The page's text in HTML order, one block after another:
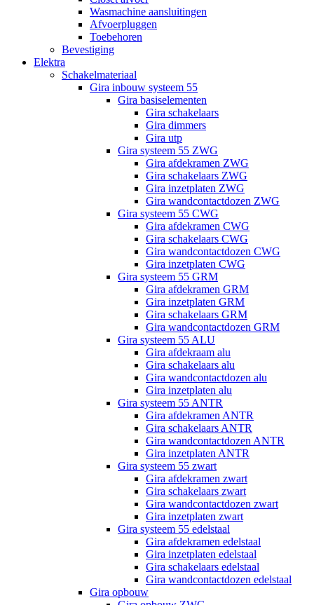
Wasmachine aansluitingen
Afvoerpluggen
Toebehoren
Bevestiging
Elektra
Schakelmateriaal
Gira inbouw systeem 55
Gira basiselementen
Gira schakelaars
Gira dimmers
Gira utp
Gira systeem 55 ZWG
Gira afdekramen ZWG
Gira schakelaars ZWG
Gira inzetplaten ZWG
Gira wandcontactdozen ZWG
Gira systeem 55 CWG
Gira afdekramen CWG
Gira schakelaars CWG
Gira wandcontactdozen CWG
Gira inzetplaten CWG
Gira systeem 55 GRM
Gira afdekramen GRM
Gira inzetplaten GRM
Gira schakelaars GRM
Gira wandcontactdozen GRM
Gira systeem 55 ALU
Gira afdekraam alu
Gira schakelaars alu
Gira wandcontactdozen alu
Gira inzetplaten alu
Gira systeem 55 ANTR
Gira afdekramen ANTR
Gira schakelaars ANTR
Gira wandcontactdozen ANTR
Gira inzetplaten ANTR
Gira systeem 55 zwart
Gira afdekramen zwart
Gira schakelaars zwart
Gira wandcontactdozen zwart
Gira inzetplaten zwart
Gira systeem 55 edelstaal
Gira afdekramen edelstaal
Gira inzetplaten edelstaal
Gira schakelaars edelstaal
Gira wandcontactdozen edelstaal
Gira opbouw